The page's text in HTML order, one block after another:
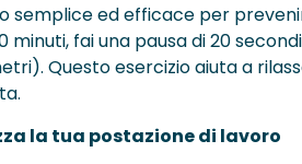
semplice ed efficace per
minuti, fai una pausa di 20
Questo esercizio aiuta a
la tua postazione di lavoro